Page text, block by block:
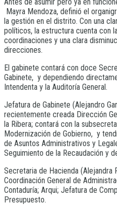
Mayra Mendoza, definió el
la gestión en el distrito. Con una
políticos, la estructura cuenta con
coordinaciones y una clara
direcciones.
El gabinete contará con doce
Gabinete, y dependiendo
Intendenta y la Auditoría General.
Jefatura de Gabinete (Alejandro
recientemente creada Dirección
la Ribera; contará con la
Modernización de Gobierno, y
de Asuntos Administrativos y
Seguimiento de la Recaudación y
Secretaria de Hacienda (Alejandra
Coordinación General de
Contaduría; Arqui; Jefatura de
Presupuesto.